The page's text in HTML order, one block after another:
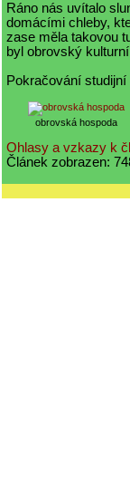
Ráno nás uvítalo
domácími chleby,
zase měla takovou
byl obrovský
Pokračování
obrovská hospoda
Ohlasy a vzkazy k
Článek zobrazen: